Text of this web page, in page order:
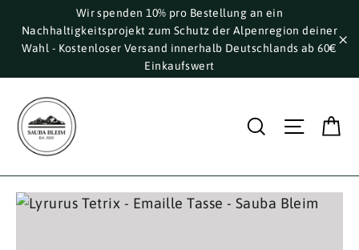
zum
Inhalt
Wir spenden 10% pro Bestellung an ein
Nachhaltigkeitsprojekt zum Schutz der Alpenregion deiner
Wahl - Kostenloser Versand innerhalb Deutschlands ab 60€
Einkaufswert
Suche